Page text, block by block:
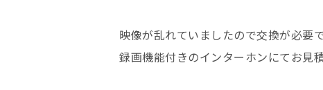
映像が乱れていましたので交換が必要で
録画機能付きのインターホンにてお見